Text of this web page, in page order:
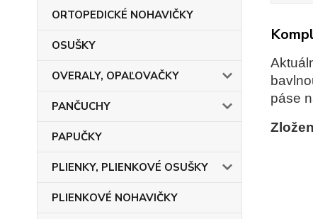
ORTOPEDICKÉ NOHAVIČKY
OSUŠKY
OVERALY, OPAĽOVAČKY
PANČUCHY
PAPUČKY
PLIENKY, PLIENKOVÉ OSUŠKY
PLIENKOVÉ NOHAVIČKY
páse